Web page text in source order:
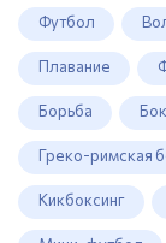
Футбол
Плавание
Борьба
Греко-римская
Кикбоксинг